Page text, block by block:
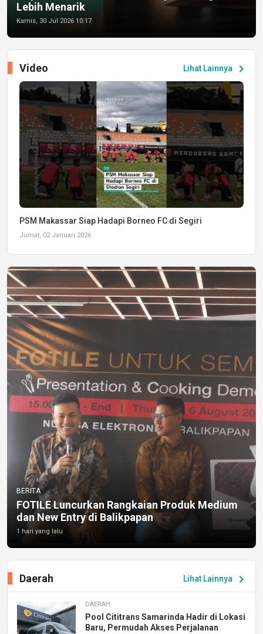
Lebih Menarik
Kamis, 30 Jul 2026 10:17
Lihat Lainnya chevron_right
Video
PSM Makassar Siap Hadapi Borneo FC di Segiri
Jumat, 02 Januari 2026
BERITA
FOTILE Luncurkan Rangkaian Produk Medium
dan New Entry di Balikpapan
1 hari yang lalu
Lihat Lainnya chevron_right
Daerah
DAERAH
Pool Cititrans Samarinda Hadir di Lokasi
Baru, Permudah Akses Perjalanan